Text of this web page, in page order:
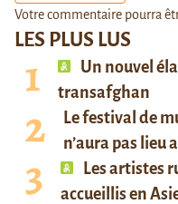
LES PLUS LUS
Un nouvel
transafghan
Le festival de
n’aura pas lieu
Les artistes
accueillis en
Votre commentaire pourra